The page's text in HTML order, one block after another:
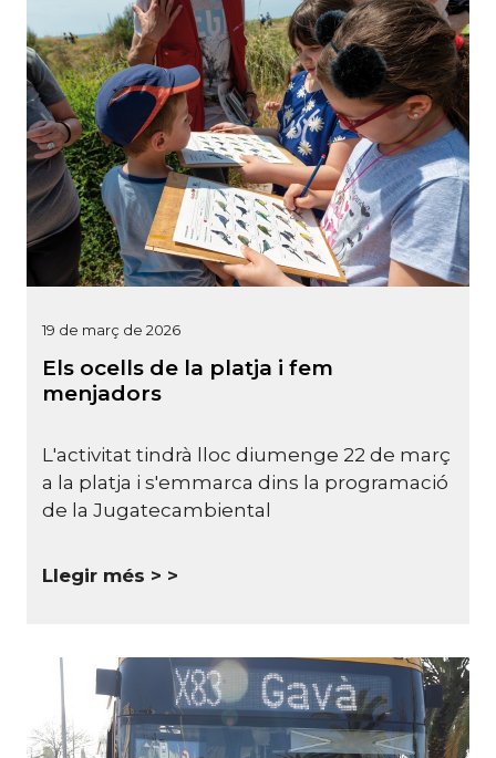
19 de març de 2026
Els ocells de la platja i fem
menjadors
L'activitat tindrà lloc diumenge 22 de març
a la platja i s'emmarca dins la programació
de la Jugatecambiental
Llegir més >